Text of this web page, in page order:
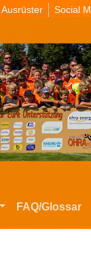
Ausrüster Social
FAQ/Glossar